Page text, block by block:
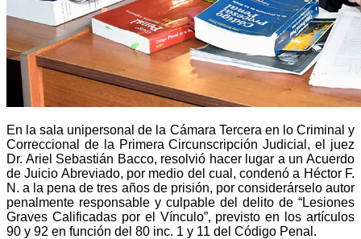
En la sala unipersonal de la Cámara Tercera en lo Criminal y
Correccional de la Primera Circunscripción Judicial, el juez
Dr. Ariel Sebastián Bacco, resolvió hacer lugar a un Acuerdo
de Juicio Abreviado, por medio del cual, condenó a Héctor F.
N. a la pena de tres años de prisión, por considerárselo autor
penalmente responsable y culpable del delito de “Lesiones
Graves Calificadas por el Vínculo”, previsto en los artículos
90 y 92 en función del 80 inc. 1 y 11 del Código Penal.